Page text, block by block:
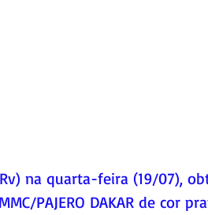
na quarta-feira (19/07),
PAJERO DAKAR de cor